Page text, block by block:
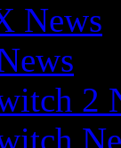
News
2